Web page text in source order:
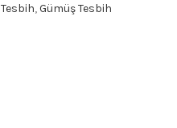
Tesbih,Gümüş Tesbih